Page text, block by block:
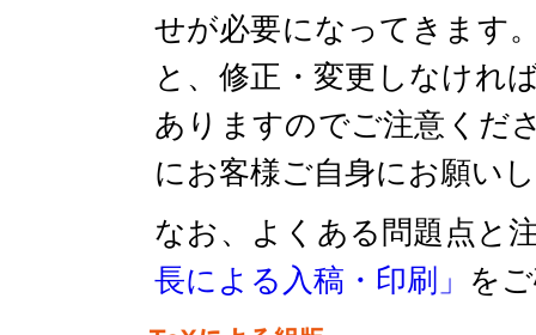
せが必要になってきます
と、修正・変更しなけれ
ありますのでご注意くだ
にお客様ご自身にお願い
なお、よくある問題点と
長による入稿・印刷」
を